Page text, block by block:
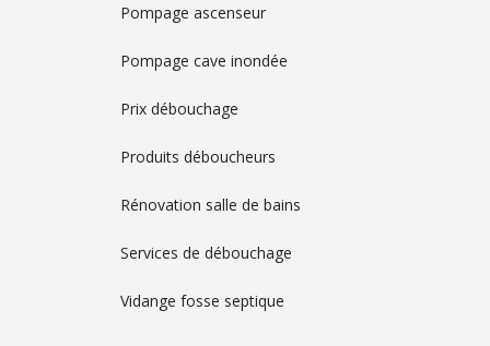
Pompage ascenseur
Pompage cave inondée
Prix débouchage
Produits déboucheurs
Rénovation salle de bains
Services de débouchage
Vidange fosse septique